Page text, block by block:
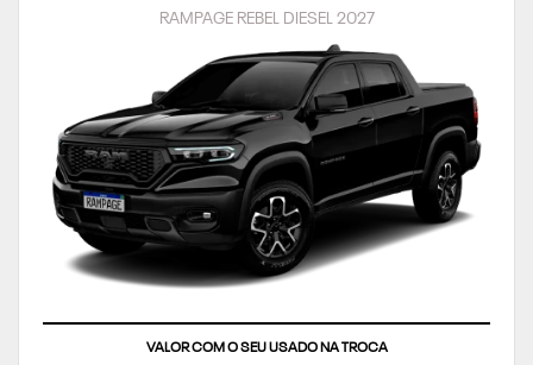
RAMPAGE REBEL DIESEL 2027
VALOR COM O SEU USADO NA TROCA